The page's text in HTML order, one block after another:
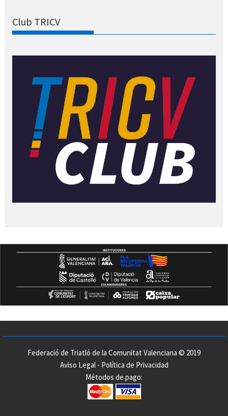
Club TRICV
Federació de Triatló de la Comunitat Valenciana © 2019
Aviso Legal- Política de Privacidad
Métodos de pago: